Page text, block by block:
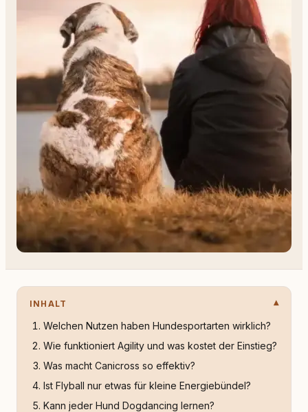
INHALT
Welchen Nutzen haben Hundesportarten wirklich?
Wie funktioniert Agility und was kostet der Einstieg?
Was macht Canicross so effektiv?
Ist Flyball nur etwas für kleine Energiebündel?
Kann jeder Hund Dogdancing lernen?